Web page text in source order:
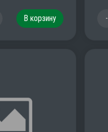
В корзину -